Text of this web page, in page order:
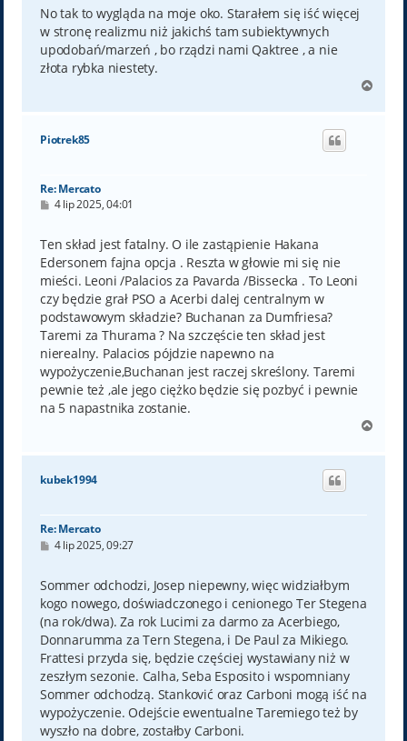
No tak to wygląda na moje oko. Starałem się iść więcej
w stronę realizmu niż jakichś tam subiektywnych
upodobań/marzeń , bo rządzi nami Qaktree , a nie
złota rybka niestety.
g
Piotrek85
Re: Mercato
P
t
4 lip 2025, 04:01
Ten skład jest fatalny. O ile zastąpienie Hakana
Edersonem fajna opcja . Reszta w głowie mi się nie
mieści. Leoni /Palacios za Pavarda /Bissecka . To Leoni
czy będzie grał PSO a Acerbi dalej centralnym w
podstawowym składzie? Buchanan za Dumfriesa?
Taremi za Thurama ? Na szczęście ten skład jest
nierealny. Palacios pójdzie napewno na
wypożyczenie,Buchanan jest raczej skreślony. Taremi
pewnie też ,ale jego ciężko będzie się pozbyć i pewnie
na 5 napastnika zostanie.
g
kubek1994
Re: Mercato
P
t
4 lip 2025, 09:27
Sommer odchodzi, Josep niepewny, więc widziałbym
kogo nowego, doświadczonego i cenionego Ter Stegena
(na rok/dwa). Za rok Lucimi za darmo za Acerbiego,
Donnarumma za Tern Stegena, i De Paul za Mikiego.
Frattesi przyda się, będzie częściej wystawiany niż w
zeszłym sezonie. Calha, Seba Esposito i wspomniany
Sommer odchodzą. Stanković oraz Carboni mogą iść na
wypożyczenie. Odejście ewentualne Taremiego też by
wyszło na dobre, zostałby Carboni.